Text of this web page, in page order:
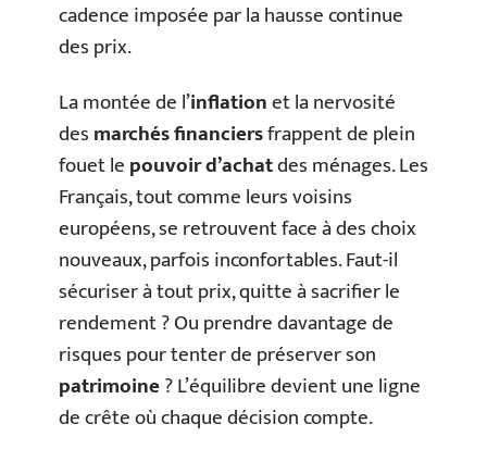
cadence imposée par la hausse continue
des prix.
La montée de l’inflationet la nervosité
desmarchés financiersfrappent de plein
fouet lepouvoir d’achatdes ménages. Les
Français, tout comme leurs voisins
européens, se retrouvent face à des choix
nouveaux, parfois inconfortables. Faut-il
sécuriser à tout prix, quitte à sacrifier le
rendement ? Ou prendre davantage de
risques pour tenter de préserver son
patrimoine? L’équilibre devient une ligne
de crête où chaque décision compte.